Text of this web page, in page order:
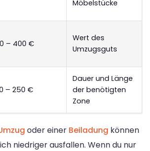
Möbelstücke
– 400 €
Wert des
Umzugsguts
– 250 €
Dauer und Länge
der benötigten
Zone
oder einer Beiladung können
niedriger ausfallen. Wenn du nur